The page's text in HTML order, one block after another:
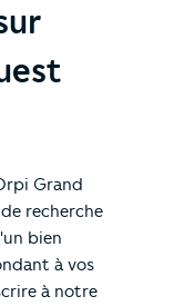
Grand
recherche
bien
à vos
à notre